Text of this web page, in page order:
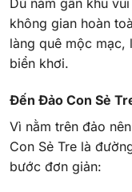
Dù nằm gần khu
không gian hoàn
làng quê mộc mạc,
biển khơi.
Đến Đảo Con Sẻ
Vì nằm trên đảo
Con Sẻ Tre là
bước đơn giản: